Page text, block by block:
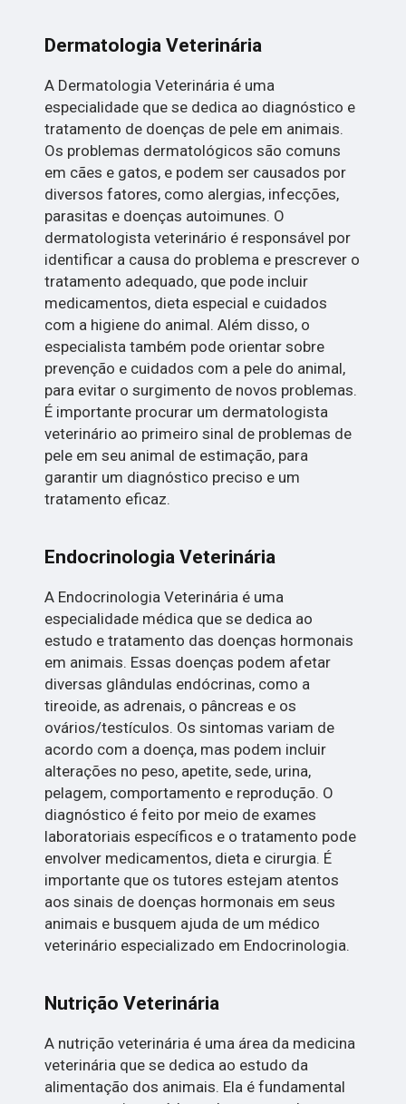
Dermatologia Veterinária
A Dermatologia Veterinária é uma
especialidade que se dedica ao diagnóstico e
tratamento de doenças de pele em animais.
Os problemas dermatológicos são comuns
em cães e gatos, e podem ser causados por
diversos fatores, como alergias, infecções,
parasitas e doenças autoimunes. O
dermatologista veterinário é responsável por
identificar a causa do problema e prescrever o
tratamento adequado, que pode incluir
medicamentos, dieta especial e cuidados
com a higiene do animal. Além disso, o
especialista também pode orientar sobre
prevenção e cuidados com a pele do animal,
para evitar o surgimento de novos problemas.
É importante procurar um dermatologista
veterinário ao primeiro sinal de problemas de
pele em seu animal de estimação, para
garantir um diagnóstico preciso e um
tratamento eficaz.
Endocrinologia Veterinária
A Endocrinologia Veterinária é uma
especialidade médica que se dedica ao
estudo e tratamento das doenças hormonais
em animais. Essas doenças podem afetar
diversas glândulas endócrinas, como a
tireoide, as adrenais, o pâncreas e os
ovários/testículos. Os sintomas variam de
acordo com a doença, mas podem incluir
alterações no peso, apetite, sede, urina,
pelagem, comportamento e reprodução. O
diagnóstico é feito por meio de exames
laboratoriais específicos e o tratamento pode
envolver medicamentos, dieta e cirurgia. É
importante que os tutores estejam atentos
aos sinais de doenças hormonais em seus
animais e busquem ajuda de um médico
veterinário especializado em Endocrinologia.
Nutrição Veterinária
A nutrição veterinária é uma área da medicina
veterinária que se dedica ao estudo da
alimentação dos animais. Ela é fundamental